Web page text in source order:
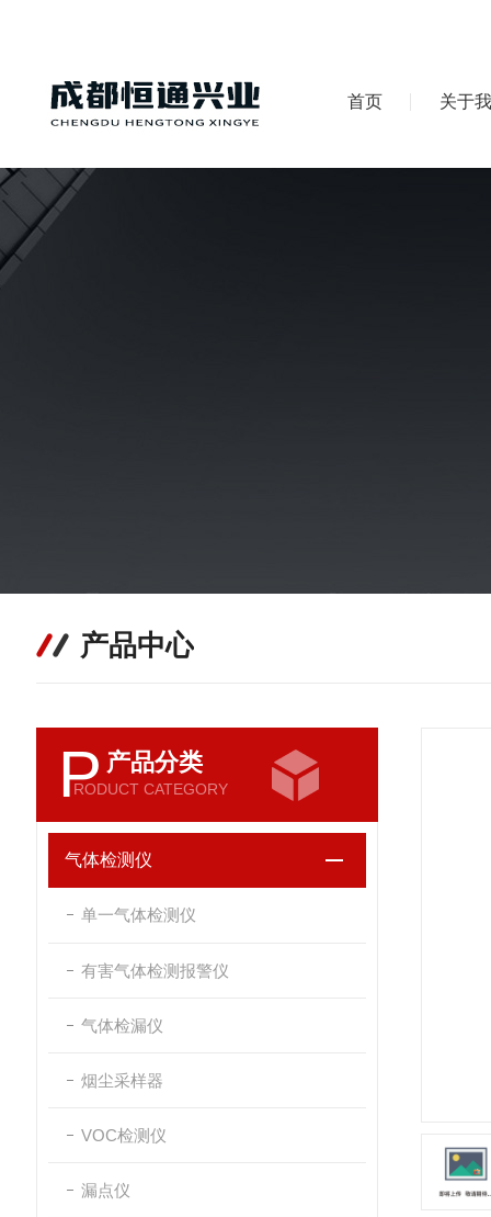
首页 关于
产品中心
P 产品分类
RODUCT CATEGORY
气体检测仪
单一气体检测仪
有害气体检测报警仪
气体检漏仪
烟尘采样器
VOC检测仪
漏点仪